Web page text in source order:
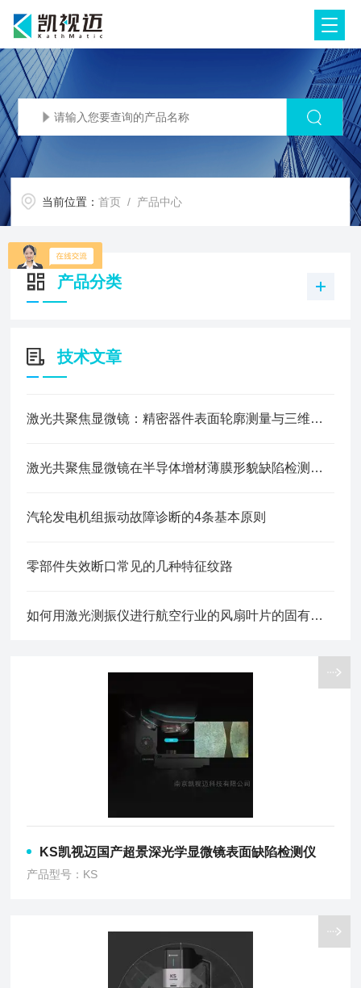
当前位置：首页 / 产品中心
产品分类
技术文章
激光共聚焦显微镜：精密器件表面轮廓测量与三维形貌检测方案
激光共聚焦显微镜在半导体增材薄膜形貌缺陷检测中的应用
汽轮发电机组振动故障诊断的4条基本原则
零部件失效断口常见的几种特征纹路
如何用激光测振仪进行航空行业的风扇叶片的固有频率测量
KS凯视迈国产超景深光学显微镜表面缺陷检测仪
产品型号：KS